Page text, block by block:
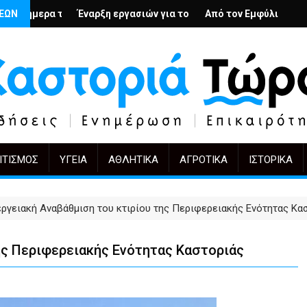
– Ο Άρμιν Βέγκνερ απέναντι στη λήθη
εργασιών για το Κέντρο Ημέρας Ολικής Φροντίδας στην
Από τον Εμφύλιο στην Πόλωση: το ίδιο
KIFF 51: Η
ΥΓΕΊΑ ΑΘΛΗΤΙΚΆ ΑΓΡΟΤΙΚΆ ΙΣΤΟΡΙΚΆ
Αναβάθμιση του κτιρίου της Περιφερειακής Ενότητας
Περιφερειακής Ενότητας Καστοριάς